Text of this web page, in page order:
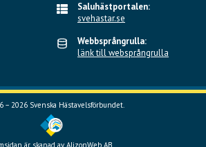
Saluhästportalen:
svehastar.se
Webbsprångrulla:
länk till websprångrulla
– 2026 Svenska Hästavelsförbundet.
är skapad av AlizonWeb AB.